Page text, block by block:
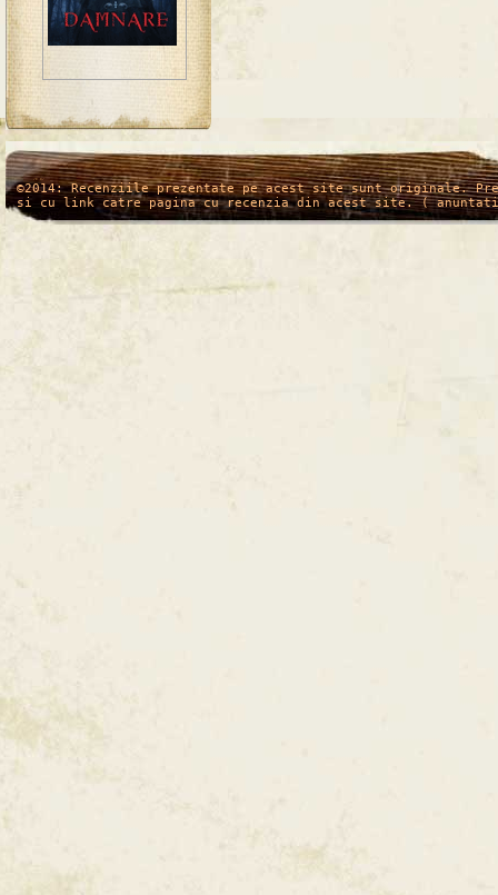
/* */
©2014: Recenziile prezentate pe acest site sunt originale.
si cu link catre pagina cu recenzia din acest site. (